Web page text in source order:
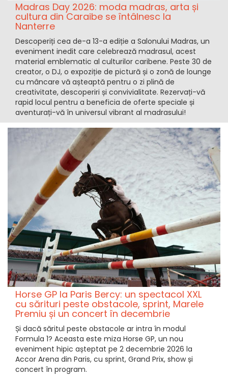
Madras Day 2026: moda madras, arta și
cultura din Caraibe se întâlnesc la
Nanterre
Descoperiți cea de-a 13-a ediție a Salonului Madras, un
eveniment inedit care celebrează madrasul, acest
material emblematic al culturilor caribene. Peste 30 de
creator, o DJ, o expoziție de pictură și o zonă de lounge
cu mâncare vă așteaptă pentru o zi plină de
creativitate, descoperiri și convivialitate. Rezervați-vă
rapid locul pentru a beneficia de oferte speciale și
aventurați-vă în universul vibrant al madrasului!
Horse GP la Paris Bercy: un spectacol XXL
cu sărituri peste obstacole, sprint, Marele
Premiu și un concert în decembrie
Și dacă săritul peste obstacole ar intra în modul
Formula 1? Aceasta este miza Horse GP, un nou
eveniment hipic așteptat pe 2 decembrie 2026 la
Accor Arena din Paris, cu sprint, Grand Prix, show și
concert în program.